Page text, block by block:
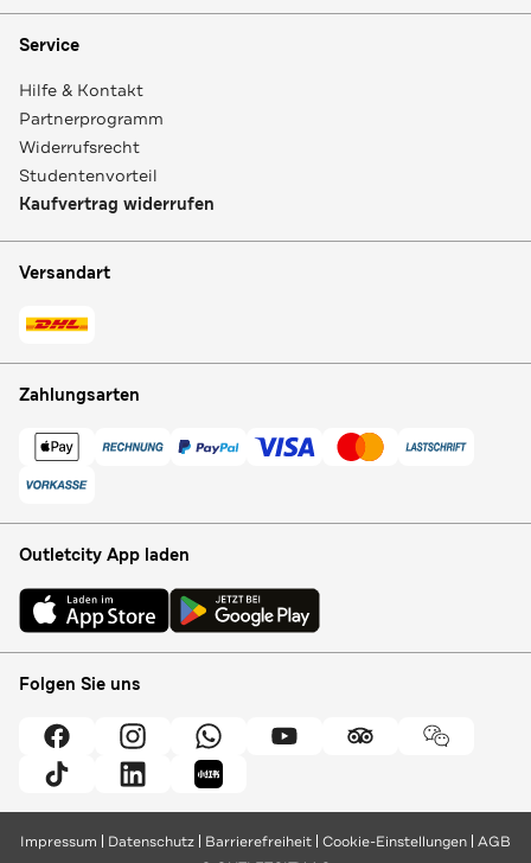
Service
Hilfe & Kontakt
Partnerprogramm
Widerrufsrecht
Studentenvorteil
Kaufvertrag widerrufen
Versandart
Zahlungsarten
Outletcity App laden
Folgen Sie uns
Impressum Datenschutz Barrierefreiheit Cookie-Einstellungen AGB